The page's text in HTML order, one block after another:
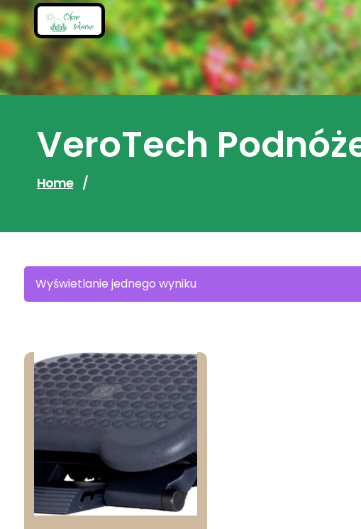
Skip
to
content
VeroTech
Home /
Wyświetlanie jednego wyniku